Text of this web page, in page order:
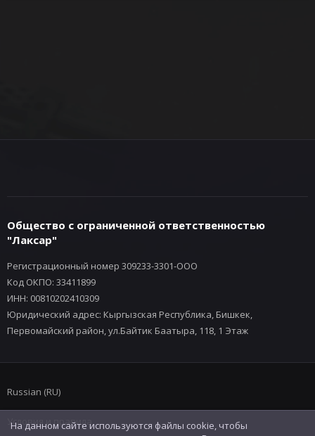
Общество с ограниченной ответственностью
"Лаксар"
Регистрационный номер 309233-3301-ООО
Код ОКПО: 33411899
ИНН: 00810202410309
Юридический адрес: Кыргызская Республика, Бишкек,
Первомайский район, ул.Байтик Баатыра, 118, 1 Этаж
Russian (RU)
Условия и правила
На данном сайте используются файлы cookie, чтобы